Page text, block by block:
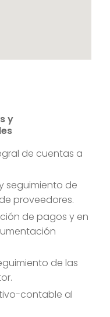
y
de cuentas a
seguimiento de
proveedores.
de pagos y en
de las
contable al